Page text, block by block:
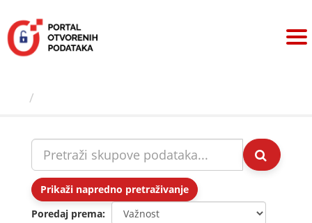
sadržaj
Prikaži napredno pretraživanje
Poredaj prema